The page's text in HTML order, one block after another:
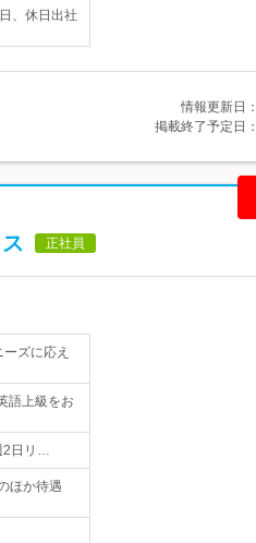
、休日出社
情報更新日：
掲載終了予定日：
正社員
ズに応え
語上級をお
2日リ…
ほか待遇